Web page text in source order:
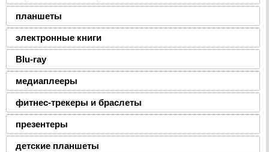
планшеты
электронные книги
Blu-ray
медиаплееры
фитнес-трекеры и браслеты
презентеры
детские планшеты